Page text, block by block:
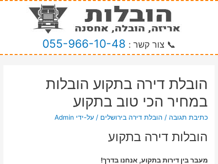
📞 צור קשר : 055-966-10-48
הובלת דירה בתקוע הובלות
במחיר הכי טוב בתקוע
כתיבת תגובה / הובלת דירה בירושלים / על-ידי Admin
הובלות דירה בתקוע
מעבר בין דירות בתקוע, אנחנו בדרך!